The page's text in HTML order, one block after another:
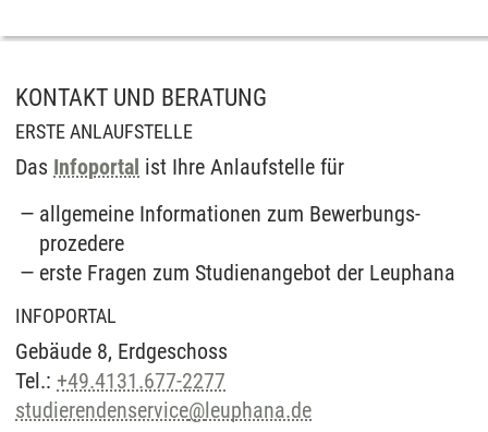
KONTAKT UND BERATUNG
ERSTE ANLAUFSTELLE
Das Infoportal ist Ihre Anlauf­stelle für
allgemeine Informationen zum Bewerbungs­
prozedere
erste Fragen zum Studien­angebot der Leuphana
INFOPORTAL
Gebäude 8, Erd­ge­schoss
Tel.: +49.4131.677-2277
studierendenservice@leuphana.de